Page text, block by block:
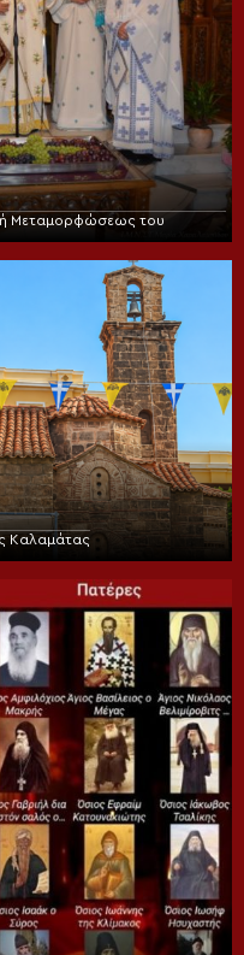
Μεταμορφώσεως του
Καλαμάτας